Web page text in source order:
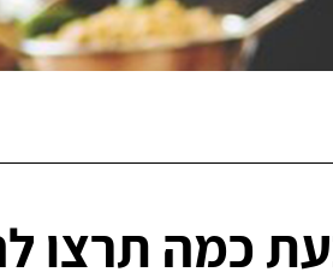
כמה תרצו